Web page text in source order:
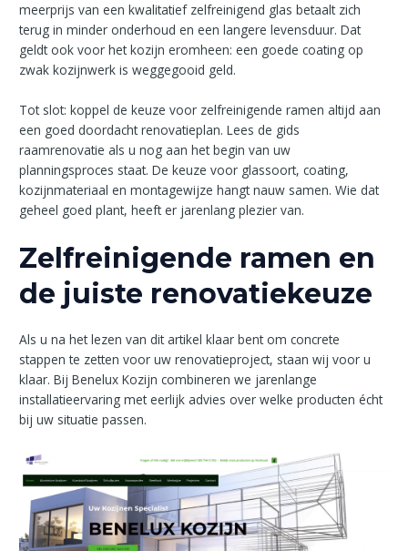
meerprijs van een kwalitatief zelfreinigend glas betaalt zich
terug in minder onderhoud en een langere levensduur. Dat
geldt ook voor het kozijn eromheen: een goede coating op
zwak kozijnwerk is weggegooid geld.
Tot slot: koppel de keuze voor zelfreinigende ramen altijd aan
een goed doordacht renovatieplan. Lees de gids
raamrenovatie als u nog aan het begin van uw
planningsproces staat. De keuze voor glassoort, coating,
kozijnmateriaal en montagewijze hangt nauw samen. Wie dat
geheel goed plant, heeft er jarenlang plezier van.
Zelfreinigende ramen en
de juiste renovatiekeuze
Als u na het lezen van dit artikel klaar bent om concrete
stappen te zetten voor uw renovatieproject, staan wij voor u
klaar. Bij Benelux Kozijn combineren we jarenlange
installatieervaring met eerlijk advies over welke producten écht
bij uw situatie passen.